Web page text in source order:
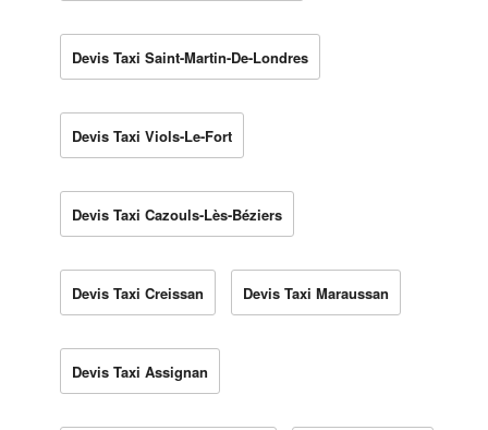
Devis Taxi Saint-Martin-De-Londres
Devis Taxi Viols-Le-Fort
Devis Taxi Cazouls-Lès-Béziers
Devis Taxi Creissan Devis Taxi Maraussan
Devis Taxi Assignan